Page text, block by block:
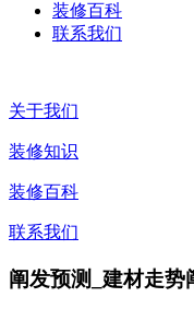
装修百科
联系我们
关于我们
装修知识
装修百科
联系我们
阐发预测_建材走势